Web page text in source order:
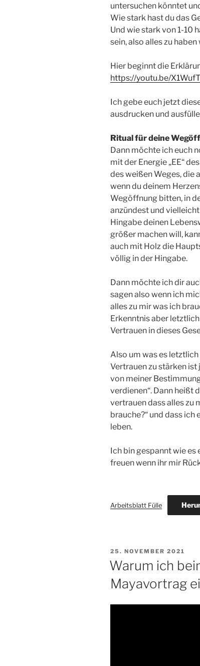
untersuchen könntet
Wie stark hast du das
Und wie stark von 1-10
sein, also alles zu
Hier beginnt die
https://youtu.be/
Ich gebe euch jetzt
ausdrucken und
Ritual für deine
Dann möchte ich euch
mit der Energie „EE“
des weißen Weges, die
wenn du deinem
Wegöffnung bitten, in
anzündest und
Hingabe deinen
größer machen will,
auch mit Holz die
völlig in der Hingabe.
Dann möchte ich dir
sagen also wenn ich
alles zu mir was ich
Erkenntnis aber
Vertrauen in dieses
Also um was es
Vertrauen zu stärken ist
von meiner
verdienen“. Dann heißt
vertrauen dass alles zu
brauche?“ und dass ich
leben.
Ich bin gespannt wie
freuen wenn ihr mir
Arbeitsblatt Fülle
VERÖFFENTLICHT
AM
25. NOVEMBER 2021
Warum ich
Mayavortrag